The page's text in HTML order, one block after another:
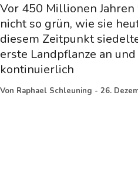
Vor 450 Millionen
nicht so grün, wie sie
diesem Zeitpunkt
erste Landpflanze an
kontinuierlich
Von Raphael Schleuning - 26.